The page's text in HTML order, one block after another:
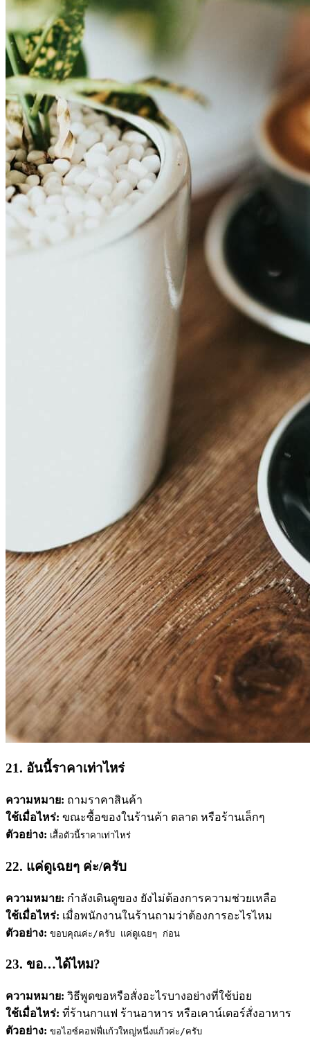
21. อันนี้ราคาเท่าไหร่
ความหมาย: ถามราคาสินค้า
ใช้เมื่อไหร่: ขณะซื้อของในร้านค้า ตลาด หรือร้านเล็กๆ
ตัวอย่าง: เสื้อตัวนี้ราคาเท่าไหร่
22. แค่ดูเฉยๆ ค่ะ/ครับ
ความหมาย: กำลังเดินดูของ ยังไม่ต้องการความช่วยเหลือ
ใช้เมื่อไหร่: เมื่อพนักงานในร้านถามว่าต้องการอะไรไหม
ตัวอย่าง: ขอบคุณค่ะ/ครับ แค่ดูเฉยๆ ก่อน
23. ขอ…ได้ไหม?
ความหมาย: วิธีพูดขอหรือสั่งอะไรบางอย่างที่ใช้บ่อย
ใช้เมื่อไหร่: ที่ร้านกาแฟ ร้านอาหาร หรือเคาน์เตอร์สั่งอาหาร
ตัวอย่าง: ขอไอซ์คอฟฟี่แก้วใหญ่หนึ่งแก้วค่ะ/ครับ